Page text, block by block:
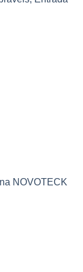
NOVOTECK